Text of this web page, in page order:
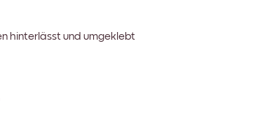
hinterlässt und umgeklebt